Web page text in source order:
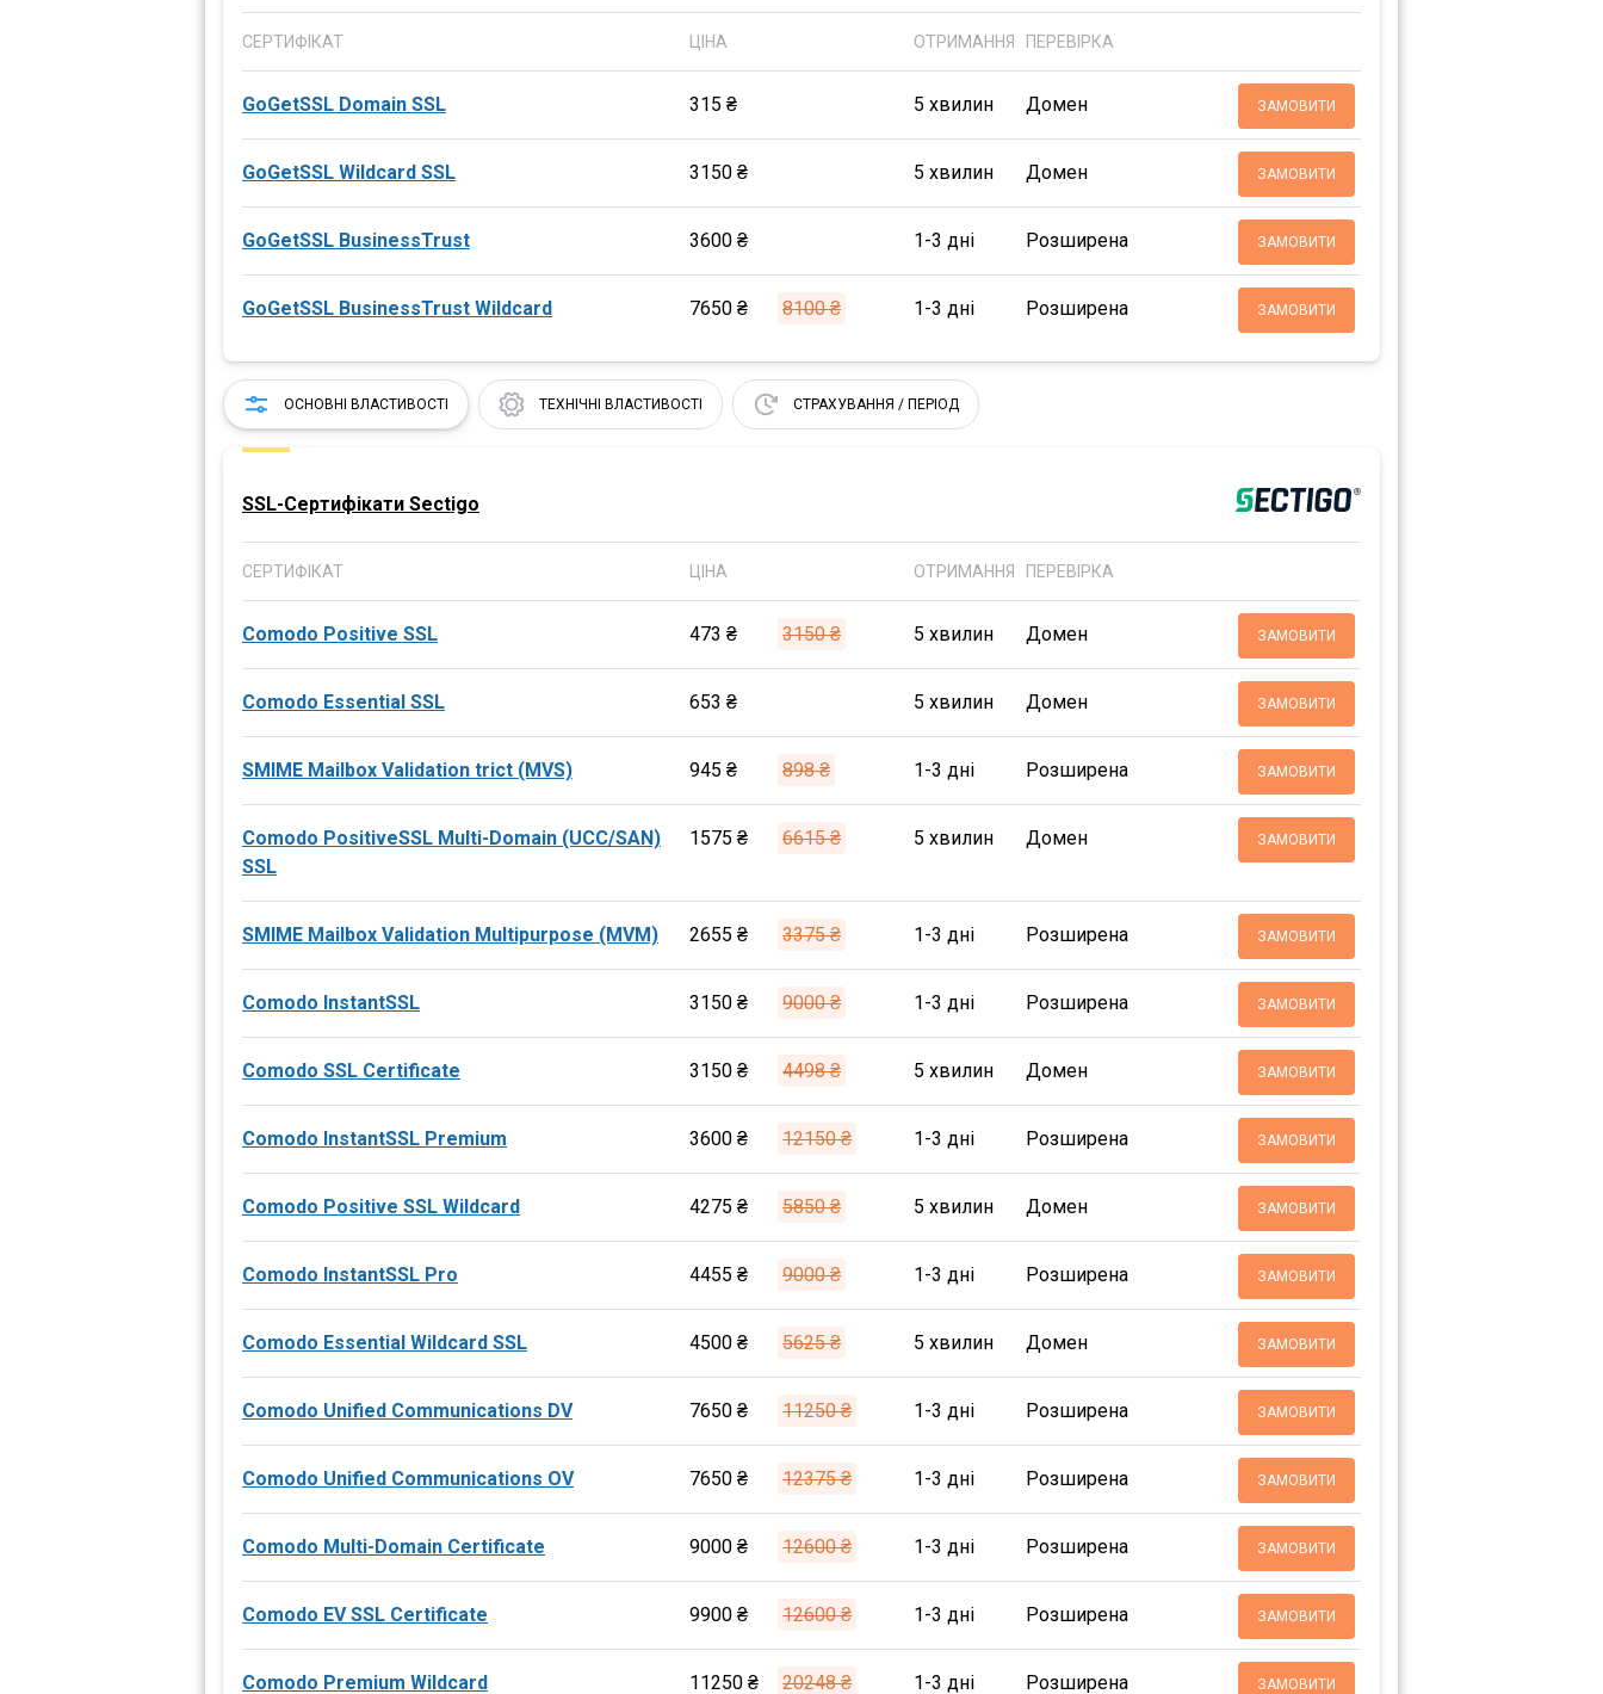
СЕРТИФІКАТ ЦІНА ОТРИМАННЯ ПЕРЕВІРКА
GoGetSSL Domain SSL 315 ₴ 5 хвилин Домен ЗАМОВИТИ
GoGetSSL Wildcard SSL 3150 ₴ 5 хвилин Домен ЗАМОВИТИ
GoGetSSL BusinessTrust 3600 ₴ 1-3 дні Розширена ЗАМОВИТИ
GoGetSSL BusinessTrust Wildcard 7650 ₴ 8100 ₴ 1-3 дні Розширена ЗАМОВИТИ
ОСНОВНІ ВЛАСТИВОСТІ ТЕХНІЧНІ ВЛАСТИВОСТІ СТРАХУВАННЯ / ПЕРІОД
SSL-Сертифікати Sectigo
СЕРТИФІКАТ ЦІНА ОТРИМАННЯ ПЕРЕВІРКА
Comodo Positive SSL 473 ₴ 3150 ₴ 5 хвилин Домен ЗАМОВИТИ
Comodo Essential SSL 653 ₴ 5 хвилин Домен ЗАМОВИТИ
SMIME Mailbox Validation trict (MVS) 945 ₴ 898 ₴ 1-3 дні Розширена ЗАМОВИТИ
Comodo PositiveSSL Multi-Domain (UCC/SAN)
SSL
1575 ₴ 6615 ₴ 5 хвилин Домен ЗАМОВИТИ
SMIME Mailbox Validation Multipurpose (MVM) 2655 ₴ 3375 ₴ 1-3 дні Розширена ЗАМОВИТИ
Comodo InstantSSL 3150 ₴ 9000 ₴ 1-3 дні Розширена ЗАМОВИТИ
Comodo SSL Certificate 3150 ₴ 4498 ₴ 5 хвилин Домен ЗАМОВИТИ
Comodo InstantSSL Premium 3600 ₴ 12150 ₴ 1-3 дні Розширена ЗАМОВИТИ
Comodo Positive SSL Wildcard 4275 ₴ 5850 ₴ 5 хвилин Домен ЗАМОВИТИ
Comodo InstantSSL Pro 4455 ₴ 9000 ₴ 1-3 дні Розширена ЗАМОВИТИ
Comodo Essential Wildcard SSL 4500 ₴ 5625 ₴ 5 хвилин Домен ЗАМОВИТИ
Comodo Unified Communications DV 7650 ₴ 11250 ₴ 1-3 дні Розширена ЗАМОВИТИ
Comodo Unified Communications OV 7650 ₴ 12375 ₴ 1-3 дні Розширена ЗАМОВИТИ
Comodo Multi-Domain Certificate 9000 ₴ 12600 ₴ 1-3 дні Розширена ЗАМОВИТИ
Comodo EV SSL Certificate 9900 ₴ 12600 ₴ 1-3 дні Розширена ЗАМОВИТИ
Comodo Premium Wildcard 11250 ₴ 20248 ₴ 1-3 дні Розширена ЗАМОВИТИ